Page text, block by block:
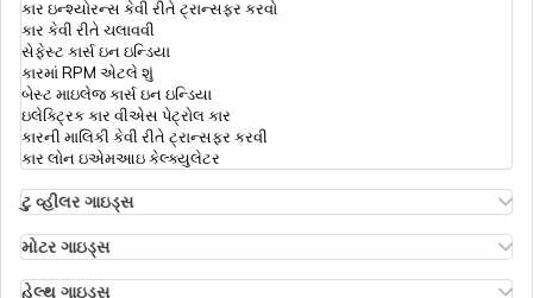
કાર ઇન્શ્યોરન્સ કેવી રીતે ટ્રાન્સફર કરવો
કાર કેવી રીતે ચલાવવી
સેફેસ્ટ કાર્સ ઇન ઇન્ડિયા
કારમાં RPM એટલે શું
બેસ્ટ માઇલેજ કાર્સ ઇન ઇન્ડિયા
ઇલેક્ટ્રિક કાર વીએસ પેટ્રોલ કાર
કારની માલિકી કેવી રીતે ટ્રાન્સફર કરવી
કાર લોન ઇએમઆઇ કેલ્ક્યુલેટર
ટુ વ્હીલર ગાઇડ્સ
એથર એનર્જી બાઇક ઇન્શ્યોરન્સ
હીરો એચએફ ડિલક્સ ઇન્શ્યોરન્સ
મોટર ગાઇડ્સ
ટાઇપ્સ ઑફ મોટર ઇન્શ્યોરન્સ
હેલ્થ ગાઇડ્સ